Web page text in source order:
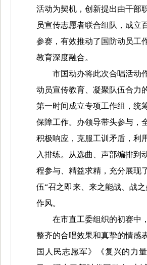
活动为契机， 创新提出由干部
员宣传志愿者联合组队 ， 成立
参赛， 有效推动了 国防动员工
教育深度融合。
市国动办将此次合唱活动
动员宣传教育、凝聚队伍合力
第一时间成立专项工作组，统
保障工作。办领导带头参与，
积极响应，克服工训矛盾，利
入排练。从选曲、声部编排到
程参与、精益求精，充分展现
伍“召之即来、来之能战、战之
作风。
在市直工委组织的初赛中
整齐的合唱效果和真挚的情感
国人民志愿军》 《复兴的力